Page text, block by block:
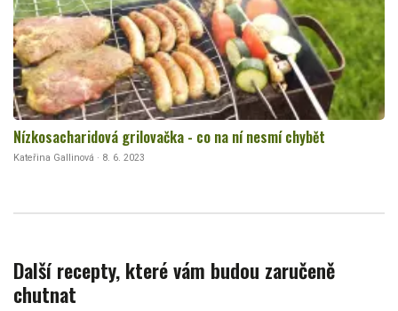
Nízkosacharidová grilovačka - co na ní nesmí chybět
Kateřina Gallinová · 8. 6. 2023
Další recepty, které vám budou zaručeně
chutnat